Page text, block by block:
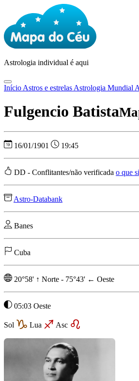
Astrologia individual é aqui
Início Astros e estrelas Astrologia Mundial
Fulgencio Batista
16/01/1901 19:45
DD - Conflitantes/não verificada o que
Astro-Databank
Banes
Cuba
20°58' ↑ Norte - 75°43' ← Oeste
05:03 Oeste
Sol Lua Asc